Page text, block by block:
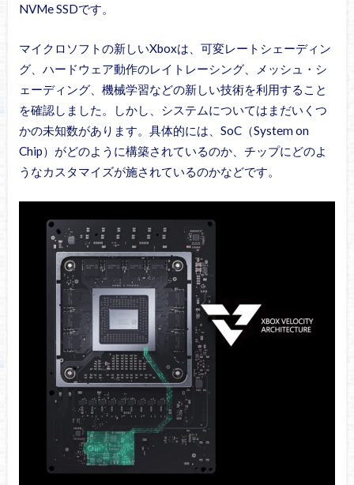
NVMe SSDです。
マイクロソフトの新しいXboxは、可変レートシェーディン
グ、ハードウェア動作のレイトレーシング、メッシュ・シ
ェーディング、機械学習などの新しい技術を利用すること
を確認しました。しかし、システムについてはまだいくつ
かの未知数があります。具体的には、SoC（System on
Chip）がどのように構築されているのか、チップにどのよ
うなカスタマイズが施されているのかなどです。